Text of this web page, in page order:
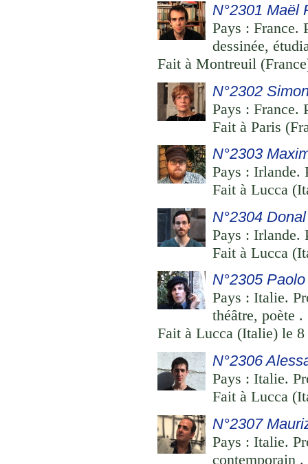
N°2301 Maël
Pays : France.
dessinée,
Fait à Montreuil
N°2302
Pays : France.
Fait à Paris
N°2303
Pays : Irlande.
Fait à Lucca
N°2304
Pays : Irlande.
Fait à Lucca
N°2305
Pays : Italie.
théâtre, poète .
Fait à Lucca (Italie) le 8
N°2306
Pays : Italie.
Fait à Lucca
N°2307
Pays : Italie.
contemporain .